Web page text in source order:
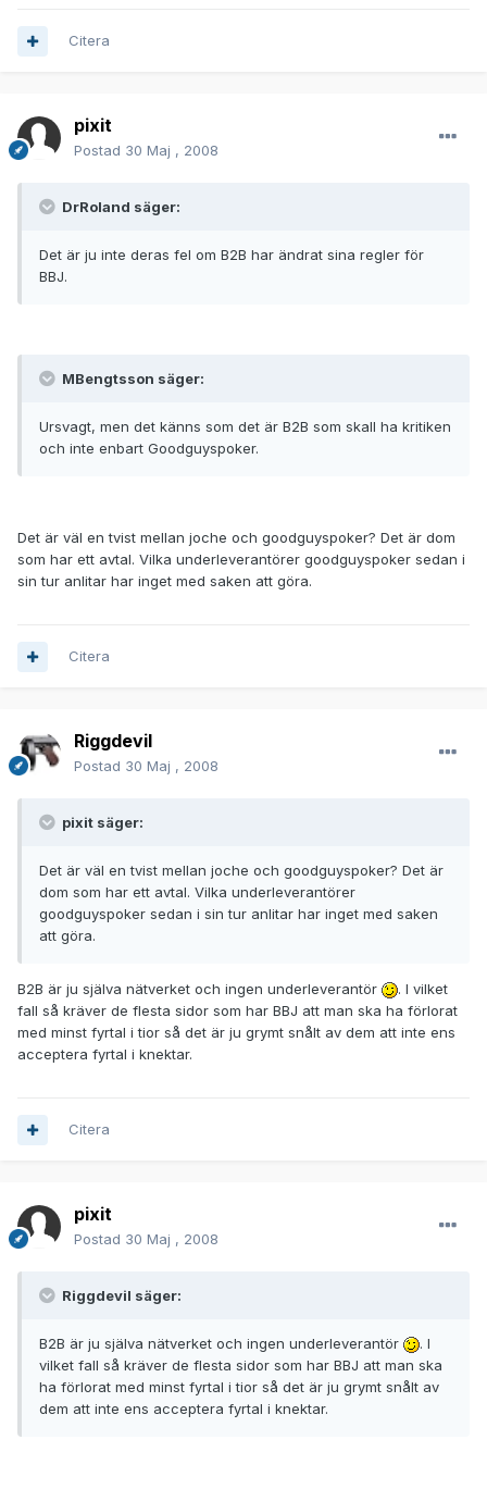
Citera
pixit
Postad 30 Maj , 2008
DrRoland säger:
Det är ju inte deras fel om B2B har ändrat sina regler för
BBJ.
MBengtsson säger:
Ursvagt, men det känns som det är B2B som skall ha kritiken
och inte enbart Goodguyspoker.
Det är väl en tvist mellan joche och goodguyspoker? Det är dom
som har ett avtal. Vilka underleverantörer goodguyspoker sedan i
sin tur anlitar har inget med saken att göra.
Citera
Riggdevil
Postad 30 Maj , 2008
pixit säger:
Det är väl en tvist mellan joche och goodguyspoker? Det är
dom som har ett avtal. Vilka underleverantörer
goodguyspoker sedan i sin tur anlitar har inget med saken
att göra.
B2B är ju själva nätverket och ingen underleverantör
. I vilket
fall så kräver de flesta sidor som har BBJ att man ska ha förlorat
med minst fyrtal i tior så det är ju grymt snålt av dem att inte ens
acceptera fyrtal i knektar.
Citera
pixit
Postad 30 Maj , 2008
Riggdevil säger:
B2B är ju själva nätverket och ingen underleverantör
. I
vilket fall så kräver de flesta sidor som har BBJ att man ska
ha förlorat med minst fyrtal i tior så det är ju grymt snålt av
dem att inte ens acceptera fyrtal i knektar.